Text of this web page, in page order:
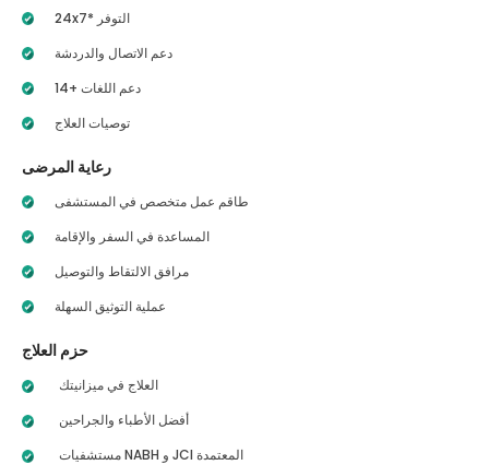
24x7* التوفر
دعم الاتصال والدردشة
14+ دعم اللغات
توصيات العلاج
رعاية المرضى
طاقم عمل متخصص في المستشفى
المساعدة في السفر والإقامة
مرافق الالتقاط والتوصيل
عملية التوثيق السهلة
حزم العلاج
العلاج في ميزانيتك
أفضل الأطباء والجراحين
مستشفيات NABH و JCI المعتمدة